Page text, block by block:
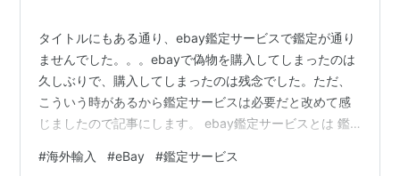
タイトルにもある通り、ebay鑑定サービスで鑑定が通り
ませんでした。。。ebayで偽物を購入してしまったのは
久しぶりで、購入してしまったのは残念でした。ただ、
こういう時があるから鑑定サービスは必要だと改めて感
じましたので記事にします。 ebay鑑定サービスとは 鑑
は ebay鑑定サービスは、商品を真贋鑑定するサービスで
#海外輸入 #eBay #鑑定サービス